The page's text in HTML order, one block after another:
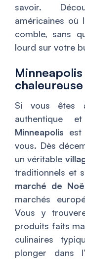
savoir.
américaines où
comble, sans
lourd sur votre
Minneapolis
Si vous êtes
authentique
Minneapolis est
vous. Dès
un véritable
traditionnels et
marché de
marchés
Vous y
produits faits
culinaires
plonger dans